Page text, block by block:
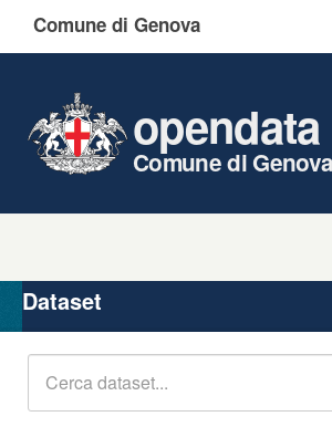
Comune di Genova
opendata
Comune di Genova
Organizzazioni
Gruppi
Dataset